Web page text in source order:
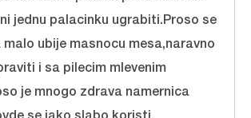
jednu palacinku ugrabiti.Proso se
malo ubije masnocu mesa,naravno
i sa pilecim mlevenim
je mnogo zdrava namernica
se jako slabo koristi